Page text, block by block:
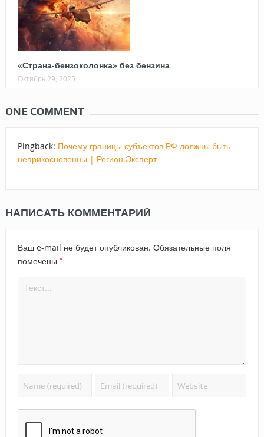
«Страна-бензоколонка» без бензина
Октябрь 29, 2025
ONE COMMENT
Pingback: Почему границы субъектов РФ должны быть
неприкосновенны | Регион.Эксперт
НАПИСАТЬ КОММЕНТАРИЙ
Ваш e-mail не будет опубликован. Обязательные поля
помечены *